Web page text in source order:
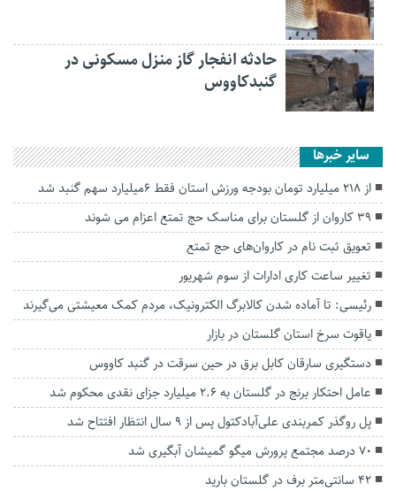
حادثه انفجار گاز منزل مسکونی در
گنبدکاووس
سایر خبرها
از 218 میلیارد تومان بودجه ورزش استان فقط 6میلیارد سهم گنبد شد
۳۹ کاروان از گلستان برای مناسک حج تمتع اعزام می شوند
تعویق ثبت نام در کاروان‌های حج تمتع
تغییر ساعت کاری ادارات از سوم شهریور
رئیسی: تا آماده شدن کالابرگ الکترونیک، مردم کمک معیشتی می‌گیرند
یاقوت سرخ استان گلستان در بازار
دستگیری سارقان کابل برق در حین سرقت در گنبد کاووس
عامل احتکار برنج در گلستان به ۲.۶ میلیارد جزای نقدی محکوم شد
پل روگذر کمربندی علی‌آبادکتول پس از ۹ سال انتظار افتتاح شد
۷۰ درصد مجتمع پرورش میگو گمیشان آبگیری شد
۴۲ سانتی‌متر برف در گلستان بارید